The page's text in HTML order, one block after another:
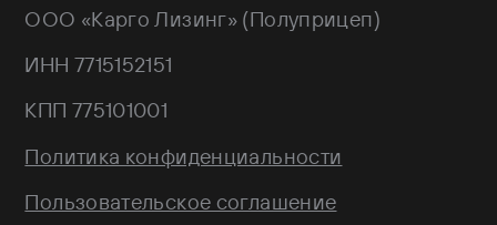
Wielton
Валдай
НЕФАЗ
РИАТ
171 GPS: 55.443540, 37.293077
ООО «Карго Лизинг» (Полуприцеп)
ИНН 7715152151
КПП 775101001
Политика конфиденциальности
Пользовательское соглашение